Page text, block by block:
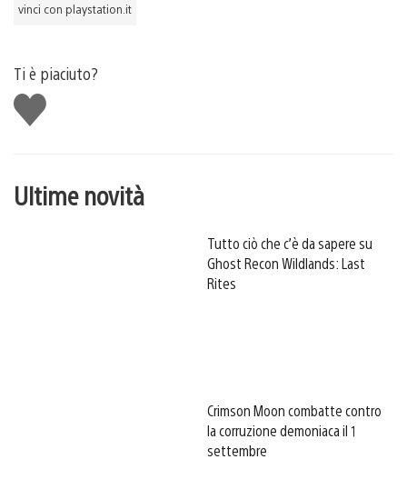
vinci con playstation.it
Ti è piaciuto?
Mi
piace
Ultime novità
Tutto ciò che c’è da sapere su
Ghost Recon Wildlands: Last
Rites
Crimson Moon combatte contro
la corruzione demoniaca il 1
settembre